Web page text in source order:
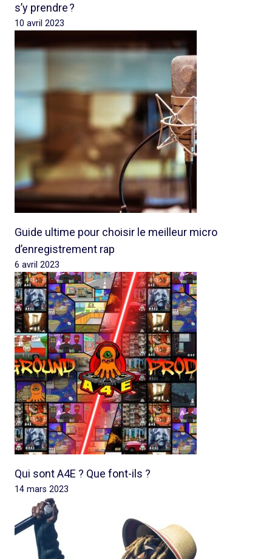
s’y prendre ?
10 avril 2023
Guide ultime pour choisir le meilleur micro
d’enregistrement rap
6 avril 2023
Qui sont A4E ? Que font-ils ?
14 mars 2023